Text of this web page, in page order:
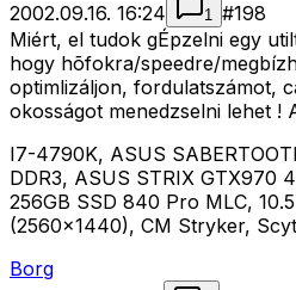
2002.09.16. 16:24 1 #198
Miért, el tudok gÉpzelni egy
hogy hõfokra/speedre/
optimlizáljon, fordulatszámot,
okosságot menedzselni lehet !
I7-4790K, ASUS
DDR3, ASUS STRIX GTX970
256GB SSD 840 Pro MLC,
(2560x1440), CM Stryker,
Borg